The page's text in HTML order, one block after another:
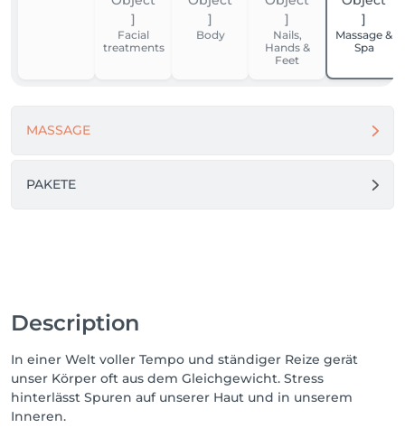
Facial
treatments
Body
Nails,
Hands &
Feet
Massage &
Spa
MASSAGE
PAKETE
Description
In einer Welt voller Tempo und ständiger Reize gerät
unser Körper oft aus dem Gleichgewicht. Stress
hinterlässt Spuren auf unserer Haut und in unserem
Inneren.